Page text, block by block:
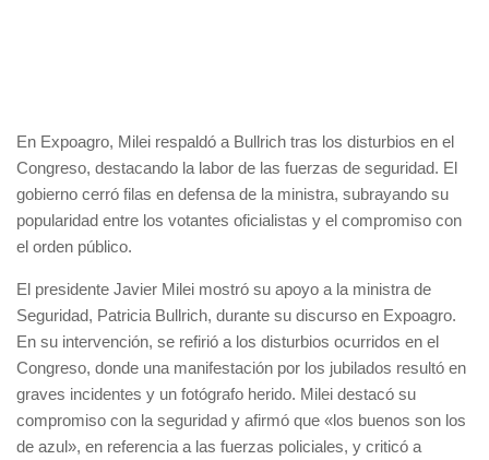
En Expoagro, Milei respaldó a Bullrich tras los disturbios en el
Congreso, destacando la labor de las fuerzas de seguridad. El
gobierno cerró filas en defensa de la ministra, subrayando su
popularidad entre los votantes oficialistas y el compromiso con
el orden público.
El presidente Javier Milei mostró su apoyo a la ministra de
Seguridad, Patricia Bullrich, durante su discurso en Expoagro.
En su intervención, se refirió a los disturbios ocurridos en el
Congreso, donde una manifestación por los jubilados resultó en
graves incidentes y un fotógrafo herido. Milei destacó su
compromiso con la seguridad y afirmó que «los buenos son los
de azul», en referencia a las fuerzas policiales, y criticó a